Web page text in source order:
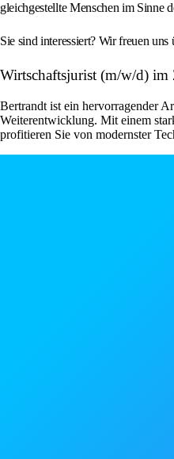
gleichgestellte Menschen im Sinne
Sie sind interessiert? Wir freuen
Wirtschaftsjurist (m/w/d) im
Bertrandt ist ein hervorragender
Weiterentwicklung. Mit einem
profitieren Sie von modernster